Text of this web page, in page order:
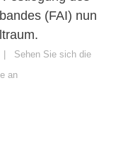
(FAI) nun
Sehen Sie sich die
an